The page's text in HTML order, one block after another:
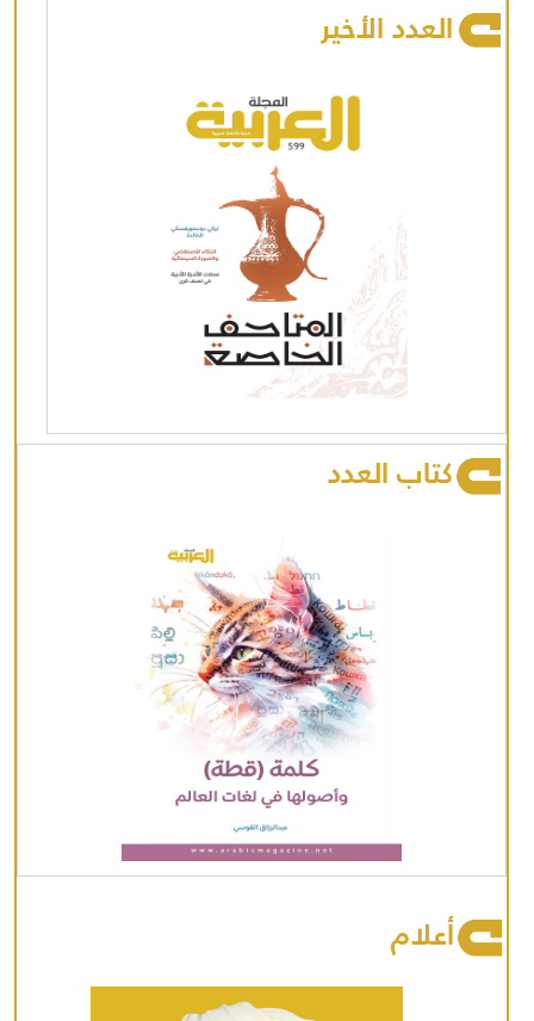
العدد الأخير
كتاب العدد
أعلام